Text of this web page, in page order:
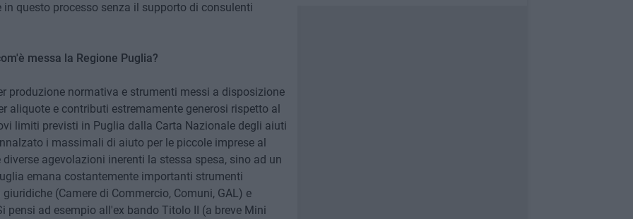
questo processo senza il supporto di consulenti
messa la Regione Puglia?
produzione normativa e strumenti messi a disposizione
aliquote e contributi estremamente generosi rispetto al
limiti previsti in Puglia dalla Carta Nazionale degli aiuti
i massimali di aiuto per le piccole imprese al
agevolazioni inerenti la stessa spesa, sino ad un
emana costantemente importanti strumenti
(Camere di Commercio, Comuni, GAL) e
pensi ad esempio all'ex bando Titolo II (a breve Mini